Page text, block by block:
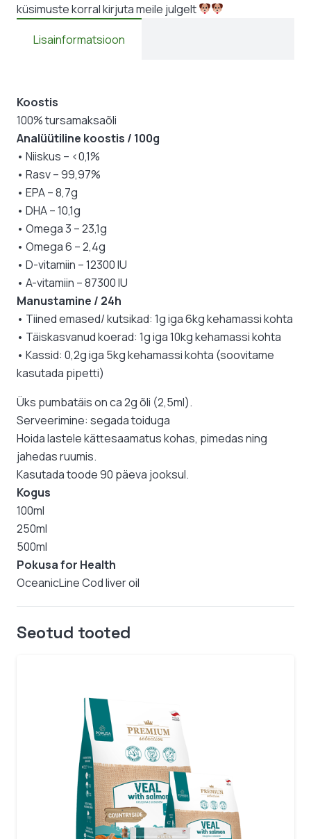
küsimuste korral kirjuta meile julgelt
Lisainformatsioon
Koostis
100% tursamaksaõli
Analüütiline koostis / 100g
• Niiskus – <0,1%
• Rasv – 99,97%
• EPA – 8,7g
• DHA – 10,1g
• Omega 3 – 23,1g
• Omega 6 – 2,4g
• D-vitamiin – 12300 IU
• A-vitamiin – 87300 IU
Manustamine / 24h
• Tiined emased/ kutsikad: 1g iga 6kg kehamassi kohta
• Täiskasvanud koerad: 1g iga 10kg kehamassi kohta
• Kassid: 0,2g iga 5kg kehamassi kohta (soovitame
kasutada pipetti)
Üks pumbatäis on ca 2g õli (2,5ml).
Serveerimine: segada toiduga
Hoida lastele kättesaamatus kohas, pimedas ning
jahedas ruumis.
Kasutada toode 90 päeva jooksul.
Kogus
100ml
250ml
500ml
Pokusa for Health
OceanicLine Cod liver oil
Seotud tooted